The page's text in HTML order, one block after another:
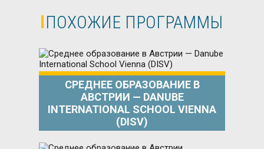
ПОХОЖИЕ ПРОГРАММЫ
СРЕДНЕЕ ОБРАЗОВАНИЕ В
АВСТРИИ — DANUBE
INTERNATIONAL SCHOOL VIENNA
(DISV)